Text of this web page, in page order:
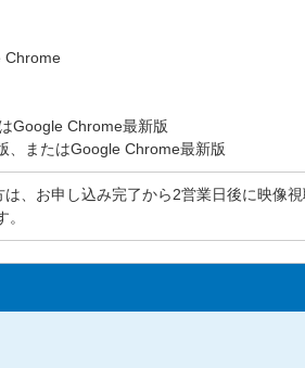
Chrome
Google Chrome最新版
またはGoogle Chrome最新版
、お申し込み完了から2営業日後に映像